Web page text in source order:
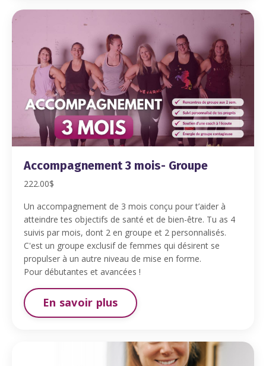
Accompagnement 3 mois- Groupe
222.00$
Un accompagnement de 3 mois conçu pour t’aider à
atteindre tes objectifs de santé et de bien-être. Tu as 4
suivis par mois, dont 2 en groupe et 2 personnalisés.
C'est un groupe exclusif de femmes qui désirent se
propulser à un autre niveau de mise en forme.
Pour débutantes et avancées !
En savoir plus